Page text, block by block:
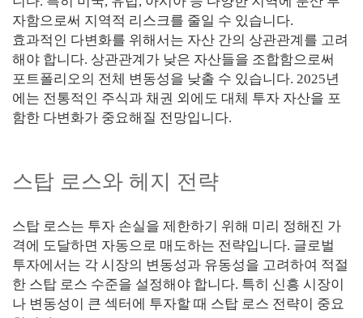
자함으로써 지역적 리스크를 줄일 수 있습니다.
효과적인 다변화를 위해서는 자산 간의 상관관계를 고려
해야 합니다. 상관관계가 낮은 자산들을 조합함으로써
포트폴리오의 전체 변동성을 낮출 수 있습니다. 2025년
에는 전통적인 주식과 채권 외에도 대체 투자 자산을 포
함한 다변화가 중요해질 전망입니다.
스탑 로스와 헤지 전략
스탑 로스는 투자 손실을 제한하기 위해 미리 정해진 가
격에 도달하면 자동으로 매도하는 전략입니다. 글로벌
투자에서는 각 시장의 변동성과 유동성을 고려하여 적절
한 스탑 로스 수준을 설정해야 합니다. 특히 신흥 시장이
나 변동성이 큰 섹터에 투자할 때 스탑 로스 전략이 중요